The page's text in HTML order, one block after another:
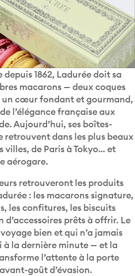
1862, Ladurée doit sa
macarons — deux coques
un cœur fondant et gourmand,
l’élégance française aux
Aujourd’hui, ses boîtes-
retrouvent dans les plus beaux
villes, de Paris à Tokyo… et
aérogare.
retrouveront les produits
: les macarons signature,
les confitures, les biscuits
d’accessoires prêts à offrir. Le
bien et qui n’a jamais
à la dernière minute — et la
l’attente à la porte
goût d’évasion.